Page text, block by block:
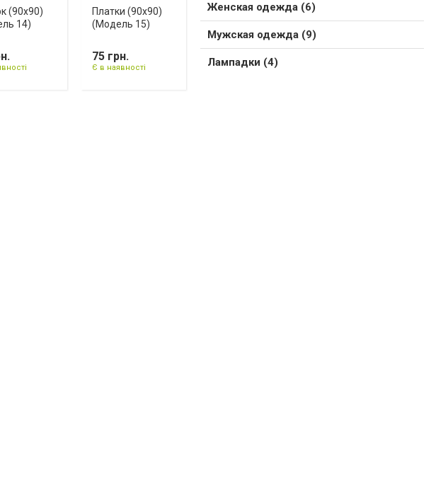
(90х90)
14)
Платки (90х90)
(Модель 15)
75 грн.
Є в наявності
Женская одежда (6)
Мужская одежда (9)
Лампадки (4)